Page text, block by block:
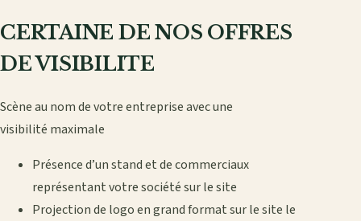
CERTAINE DE NOS OFFRES
DE VISIBILITE
Scène au nom de votre entreprise avec une
visibilité maximale
Présence d’un stand et de commerciaux
représentant votre société sur le site
Projection de logo en grand format sur le site le